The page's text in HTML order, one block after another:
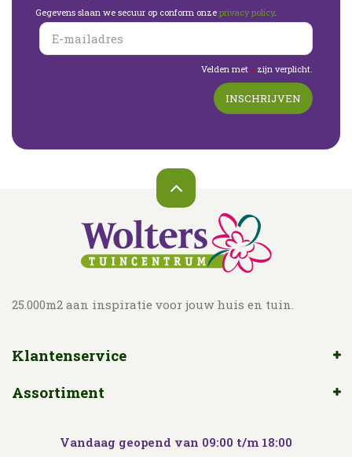
Gegevens slaan we secuur op conform onze privacy policy.
Velden met * zijn verplicht.
25.000m2 aan inspiratie voor jouw huis en tuin.
Klantenservice
Assortiment
Vandaag geopend van 09:00 t/m 18:00